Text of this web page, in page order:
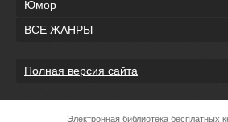
Юмор
ВСЕ ЖАНРЫ
Полная версия сайта
Электронная библиотека бесплатных